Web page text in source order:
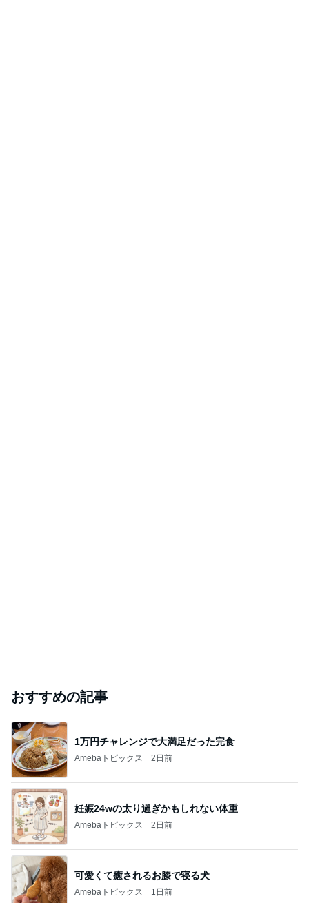
おすすめの記事
1万円チャレンジで大満足だった完食
Amebaトピックス 2日前
妊娠24wの太り過ぎかもしれない体重
Amebaトピックス 2日前
可愛くて癒されるお膝で寝る犬
Amebaトピックス 1日前